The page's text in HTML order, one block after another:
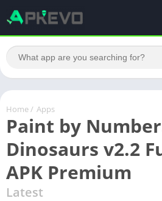
Home / Apps
Paint by
Dinosaurs v2.2
APK Premium
Latest